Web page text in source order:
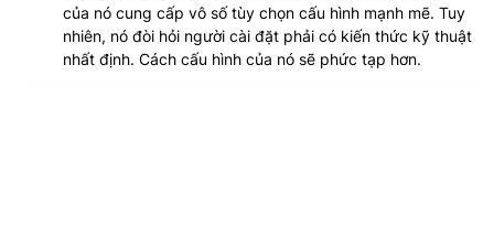
của nó cung cấp vô số tùy chọn cấu hình mạnh mẽ. Tuy
nhiên, nó đòi hỏi người cài đặt phải có kiến thức kỹ thuật
nhất định. Cách cấu hình của nó sẽ phức tạp hơn.